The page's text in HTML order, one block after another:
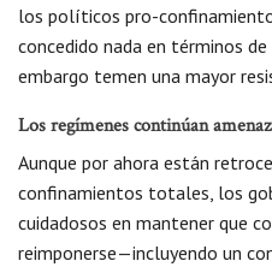
los políticos pro-
concedido nada en términos
embargo temen una mayor
Los regímenes continúan
Aunque por ahora están
confinamientos totales, los
cuidadosos en mantener que
reimponerse—incluyendo un